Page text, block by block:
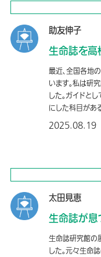
助友伸子
生命誌を高
最近、全国各地
います。私は研
した。ガイドと
にした科目があ
2025.08.19
太田見恵
生命誌が
生命誌研究館の
した。元々生命